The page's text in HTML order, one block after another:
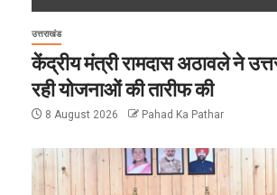
उत्तराखंड
केंद्रीय मंत्री रामदास अठावले ने
रही योजनाओं की तारीफ की
8 August 2026 Pahad Ka Pathar